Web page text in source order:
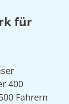
für
400
Fahrern